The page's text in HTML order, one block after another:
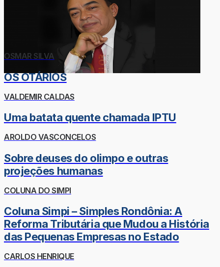
OSMAR SILVA
OS OTÁRIOS
VALDEMIR CALDAS
Uma batata quente chamada IPTU
AROLDO VASCONCELOS
Sobre deuses do olimpo e outras
projeções humanas
COLUNA DO SIMPI
Coluna Simpi – Simples Rondônia: A
Reforma Tributária que Mudou a História
das Pequenas Empresas no Estado
CARLOS HENRIQUE